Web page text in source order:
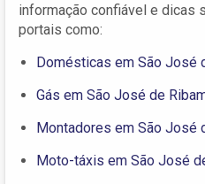
informação confiável e dicas
portais como:
Domésticas em São José
Gás em São José de
Montadores em São José
Moto-táxis em São José